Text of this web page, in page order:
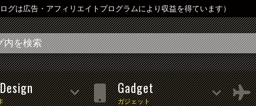
は広告・アフィリエイトプログラムにより収益を得ています）
Gadget
ガジェット